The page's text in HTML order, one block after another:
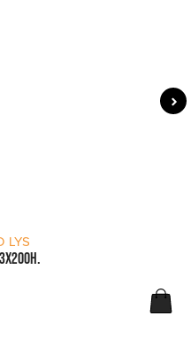
LYS